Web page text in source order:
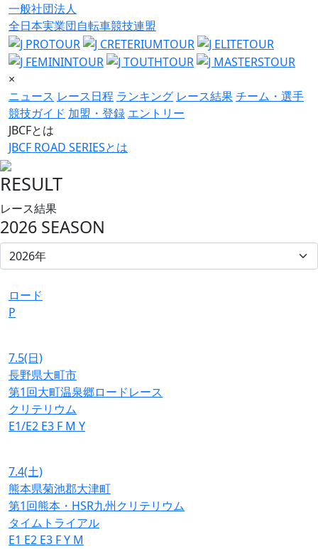
一般社団法人
全日本実業団自転車競技連盟
×
ニュース レース日程 ランキング レース結果チーム・選手
競技ガイド 加盟・登録 エントリー
JBCFとは
JBCF ROAD SERIESとは
RESULT
レース結果
2026 SEASON
ロード
P
7.5(日)
長野県大町市
第1回大町温泉郷ロードレース
クリテリウム
E1/E2 E3 F M Y
7.4(土)
熊本県菊池郡大津町
第1回熊本・HSR九州クリテリウム
タイムトライアル
E1 E2 E3 FY M